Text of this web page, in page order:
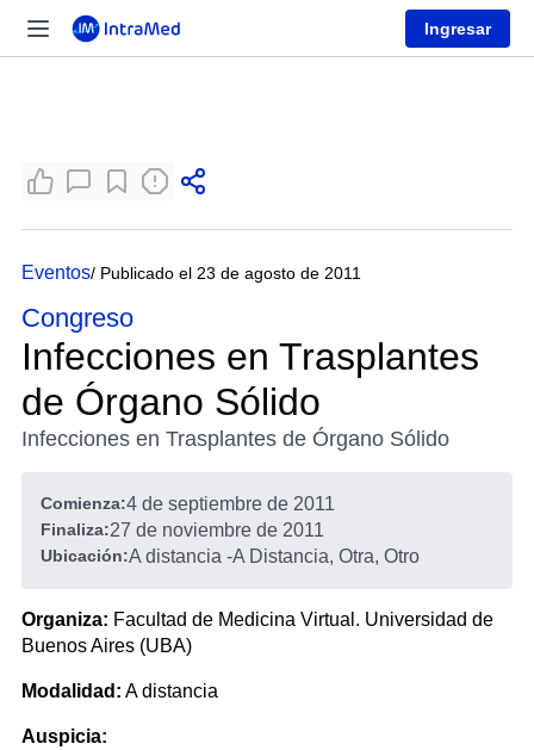
Ingresar
Eventos/ Publicado el 23 de agosto de 2011
Congreso
Infecciones en Trasplantes
de Órgano Sólido
Infecciones en Trasplantes de Órgano Sólido
Comienza:4 de septiembre de 2011
Finaliza:27 de noviembre de 2011
Ubicación:A distancia -A Distancia, Otra, Otro
Organiza: Facultad de Medicina Virtual. Universidad de
Buenos Aires (UBA)
Modalidad: A distancia
Auspicia: